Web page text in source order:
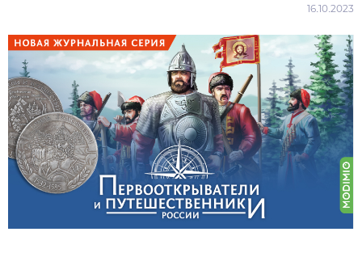
16.10.2023